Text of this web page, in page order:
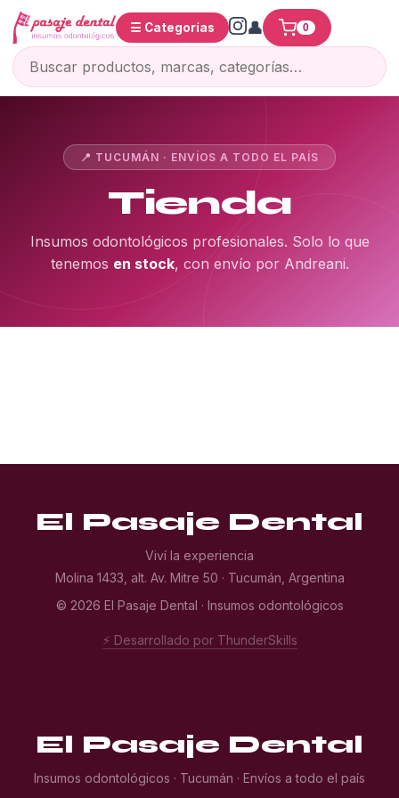
☰ Categorías 0
📍 TUCUMÁN · ENVÍOS A TODO EL PAÍS
Tienda
Insumos odontológicos profesionales. Solo lo que
tenemos en stock, con envío por Andreani.
El Pasaje Dental
Viví la experiencia
Molina 1433, alt. Av. Mitre 50 · Tucumán, Argentina
© 2026 El Pasaje Dental · Insumos odontológicos
⚡ Desarrollado por ThunderSkills
El Pasaje Dental
Insumos odontológicos · Tucumán · Envíos a todo el país